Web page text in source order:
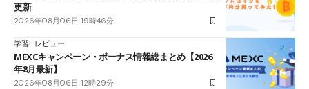
更新
2026年08月06日 19時46分
学習 レビュー
MEXCキャンペーン・ボーナス情報総まとめ【2026
年8月最新】
2026年08月06日 12時29分